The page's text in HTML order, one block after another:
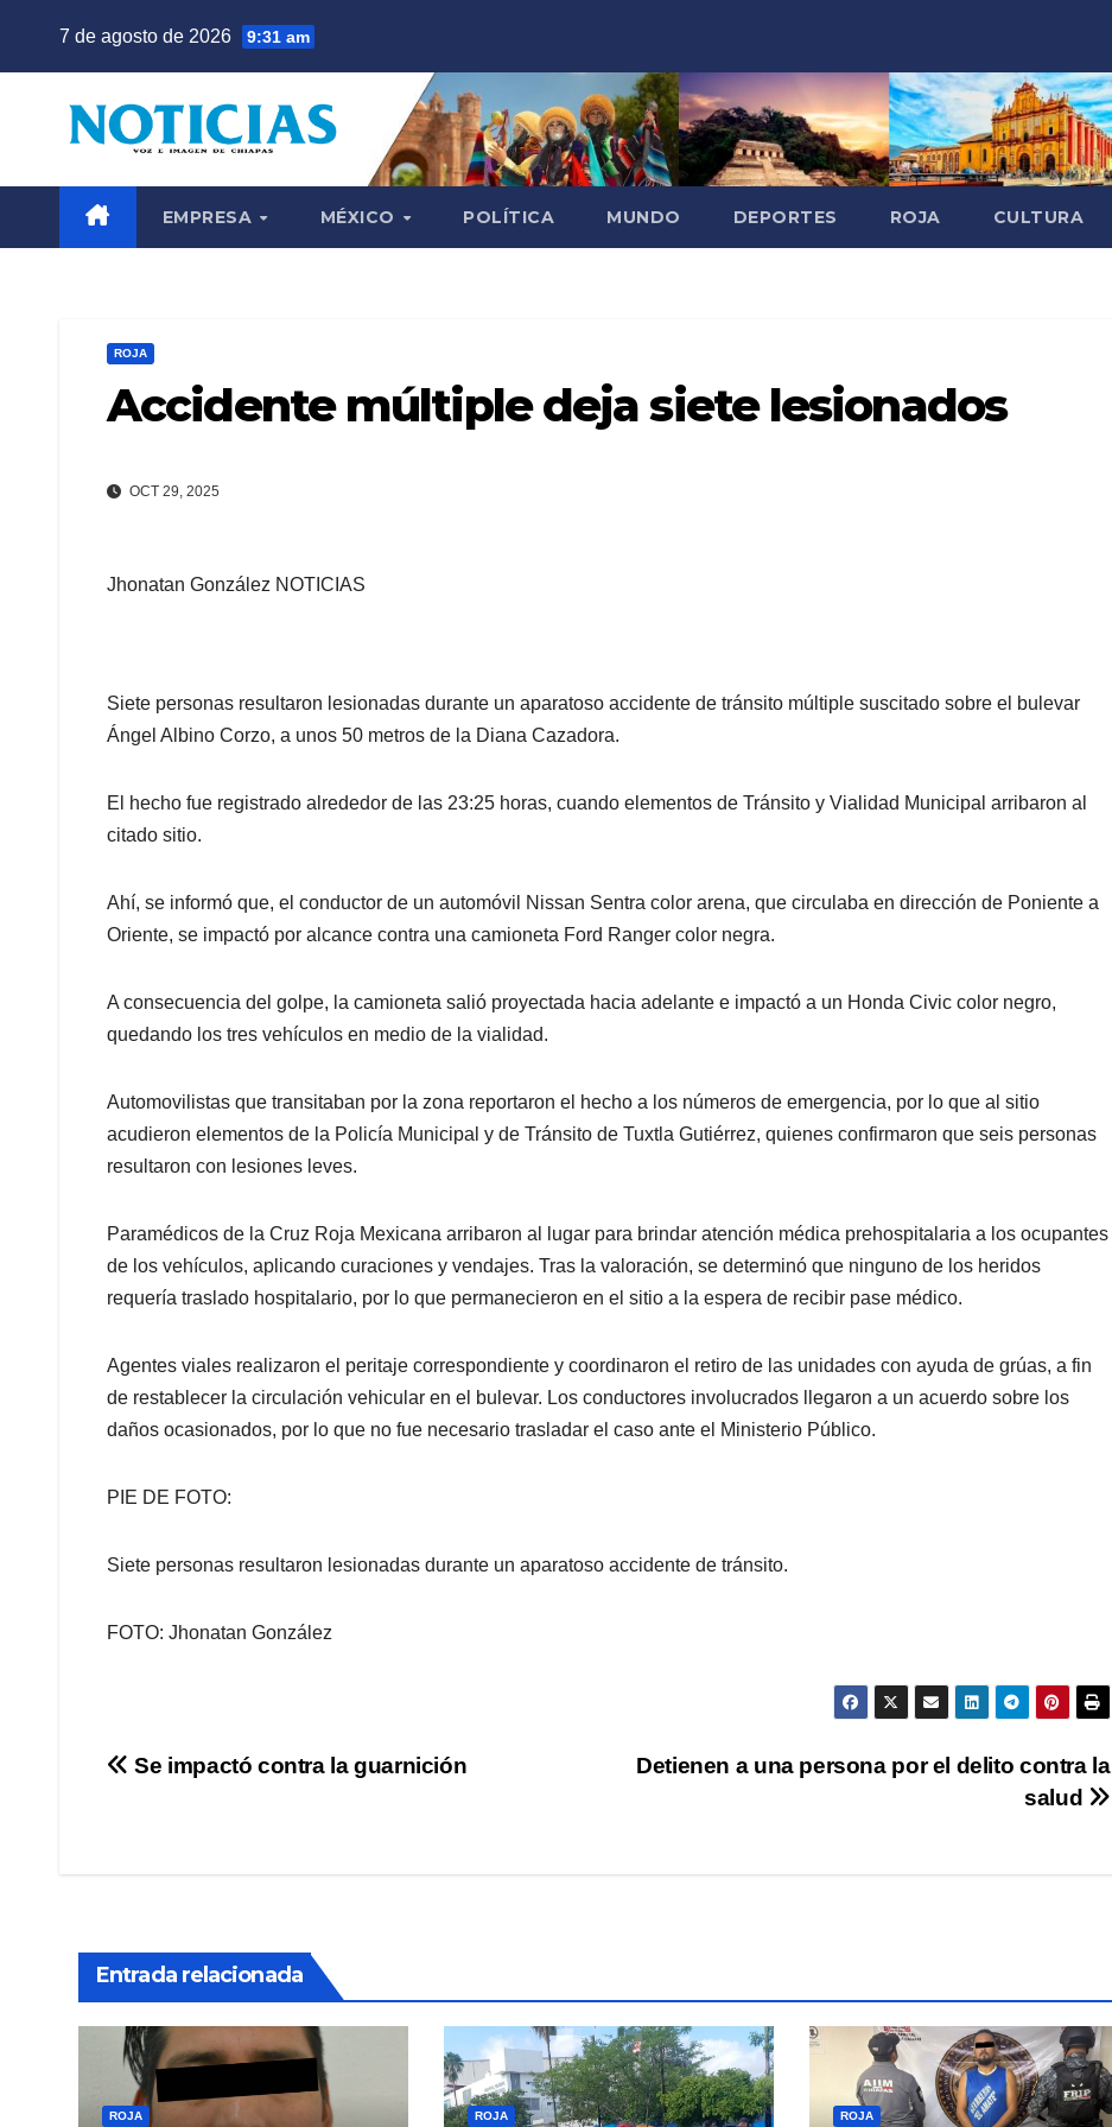
7 de agosto de 2026 9:31 am
EMPRESA MÉXICO POLÍTICA MUNDO DEPORTES ROJA CULTURA
ROJA
Accidente múltiple deja siete lesionados
OCT 29, 2025
Jhonatan González NOTICIAS
Siete personas resultaron lesionadas durante un aparatoso accidente de tránsito múltiple suscitado sobre el bulevar
Ángel Albino Corzo, a unos 50 metros de la Diana Cazadora.
El hecho fue registrado alrededor de las 23:25 horas, cuando elementos de Tránsito y Vialidad Municipal arribaron al
citado sitio.
Ahí, se informó que, el conductor de un automóvil Nissan Sentra color arena, que circulaba en dirección de Poniente a
Oriente, se impactó por alcance contra una camioneta Ford Ranger color negra.
A consecuencia del golpe, la camioneta salió proyectada hacia adelante e impactó a un Honda Civic color negro,
quedando los tres vehículos en medio de la vialidad.
Automovilistas que transitaban por la zona reportaron el hecho a los números de emergencia, por lo que al sitio
acudieron elementos de la Policía Municipal y de Tránsito de Tuxtla Gutiérrez, quienes confirmaron que seis personas
resultaron con lesiones leves.
Paramédicos de la Cruz Roja Mexicana arribaron al lugar para brindar atención médica prehospitalaria a los ocupantes
de los vehículos, aplicando curaciones y vendajes. Tras la valoración, se determinó que ninguno de los heridos
requería traslado hospitalario, por lo que permanecieron en el sitio a la espera de recibir pase médico.
Agentes viales realizaron el peritaje correspondiente y coordinaron el retiro de las unidades con ayuda de grúas, a fin
de restablecer la circulación vehicular en el bulevar. Los conductores involucrados llegaron a un acuerdo sobre los
daños ocasionados, por lo que no fue necesario trasladar el caso ante el Ministerio Público.
PIE DE FOTO:
Siete personas resultaron lesionadas durante un aparatoso accidente de tránsito.
FOTO: Jhonatan González
Navegación
Detienen a una persona por el delito contra la
salud
Se impactó contra la guarnición
Entrada relacionada
ROJA ROJA ROJA